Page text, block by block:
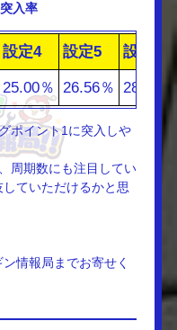
入率
設定4 設定5 設定6
25.00％ 26.56％ 28.13％
ポイント1に突入しや
周期数にも注目してい
ていただけるかと思
情報局までお寄せく